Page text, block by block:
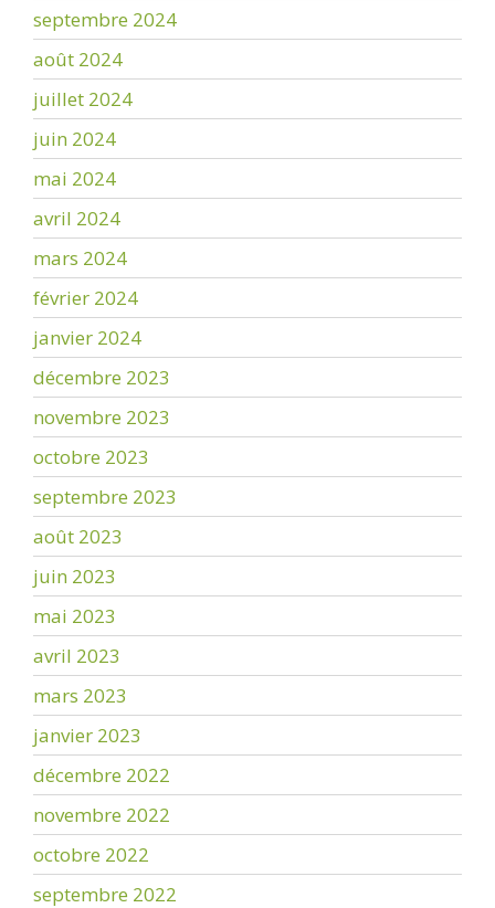
septembre 2024
août 2024
juillet 2024
juin 2024
mai 2024
avril 2024
mars 2024
février 2024
janvier 2024
décembre 2023
novembre 2023
octobre 2023
septembre 2023
août 2023
juin 2023
mai 2023
avril 2023
mars 2023
janvier 2023
décembre 2022
novembre 2022
octobre 2022
septembre 2022